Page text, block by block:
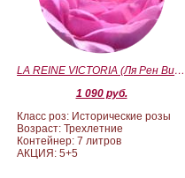
LA REINE VICTORIA (Ля Рен Виктория)
1 090 руб.
Класс роз: Исторические розы
Возраст: Трехлетние
Контейнер: 7 литров
АКЦИЯ: 5+5